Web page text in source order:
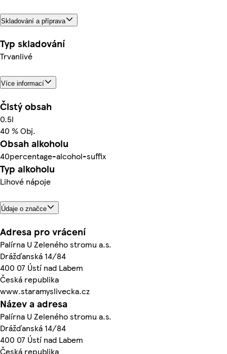
Skladování a příprava
Typ skladování
Trvanlivé
Více informací
Čistý obsah
0.5l
40 % Obj.
Obsah alkoholu
40percentage-alcohol-suffix
Typ alkoholu
Lihové nápoje
Údaje o značce
Adresa pro vrácení
Palírna U Zeleného stromu a.s.
Drážďanská 14/84
400 07 Ústí nad Labem
Česká republika
www.staramyslivecka.cz
Název a adresa
Palírna U Zeleného stromu a.s.
Drážďanská 14/84
400 07 Ústí nad Labem
Česká republika